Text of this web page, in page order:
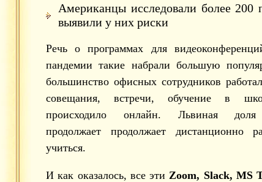
Американцы исследовали более 200
выявили у них риски
Речь о программах для
пандемии такие набрали большую
большинство офисных сотрудников
совещания, встречи, обучение в
происходило онлайн. Львиная доля
продолжает продолжает дистанционно
учиться.
И как оказалось, все эти Zoom, Slack, MS